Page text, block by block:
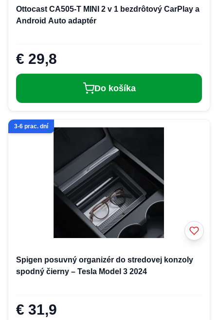
Ottocast CA505-T MINI 2 v 1 bezdrôtový CarPlay a
Android Auto adaptér
€ 29,8
Do košíka
3-6 prac. dní
Spigen posuvný organizér do stredovej konzoly
spodný čierny – Tesla Model 3 2024
€ 31,9